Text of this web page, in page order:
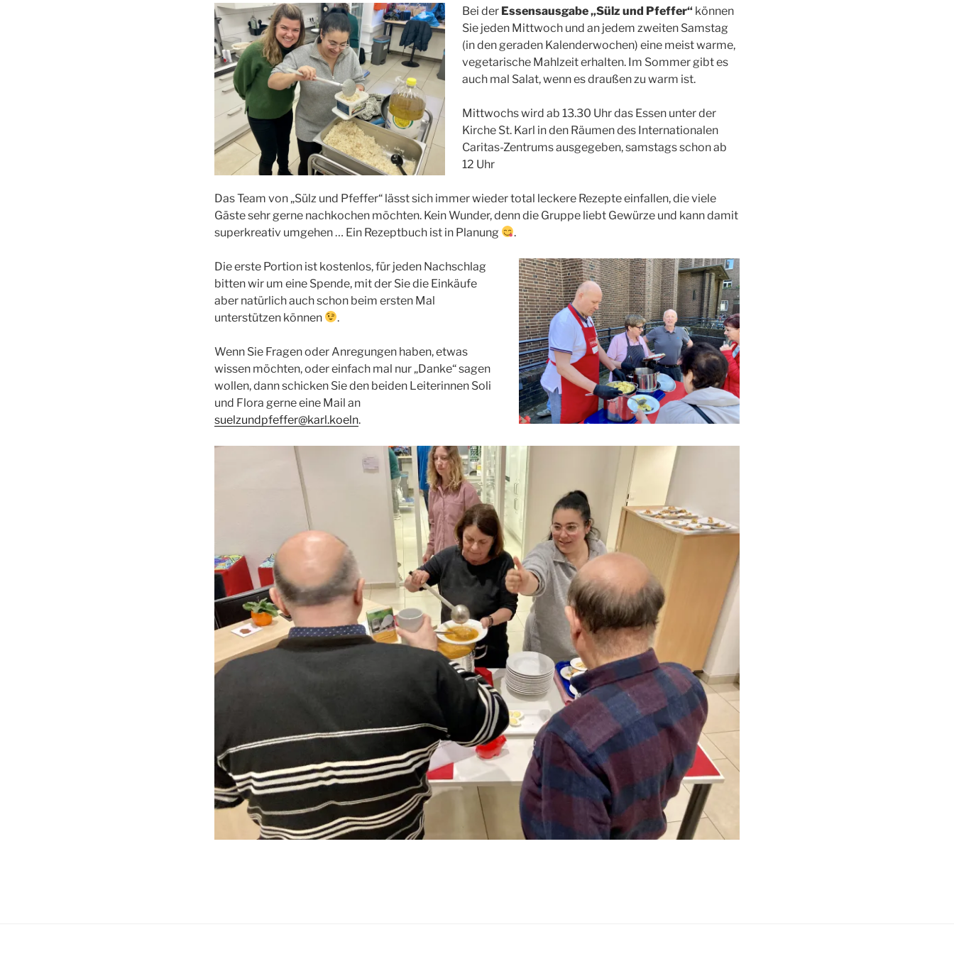
Bei der Essensausgabe„Sülz und Pfeffer“ können
Sie jeden Mittwoch und an jedem zweiten Samstag
(in den geraden Kalenderwochen) eine meist warme,
vegetarische Mahlzeit erhalten. Im Sommer gibt es
auch mal Salat, wenn es draußen zu warm ist.
Mittwochs wird ab 13.30 Uhr das Essen unter der
Kirche St. Karl in den Räumen des Internationalen
Caritas-Zentrums ausgegeben, samstags schon ab
12 Uhr
Das Team von „Sülz und Pfeffer“ lässt sich immer wieder total leckere Rezepte einfallen, die viele
Gäste sehr gerne nachkochen möchten. Kein Wunder, denn die Gruppe liebt Gewürze und kann damit
superkreativ umgehen … Ein Rezeptbuch ist in Planung
.
Die erste Portion ist kostenlos, für jeden Nachschlag
bitten wir um eine Spende, mit der Sie die Einkäufe
aber natürlich auch schon beim ersten Mal
unterstützen können
.
Wenn Sie Fragen oder Anregungen haben, etwas
wissen möchten, oder einfach mal nur „Danke“ sagen
wollen, dann schicken Sie den beiden Leiterinnen Soli
und Flora gerne eine Mail an
suelzundpfeffer@karl.koeln.